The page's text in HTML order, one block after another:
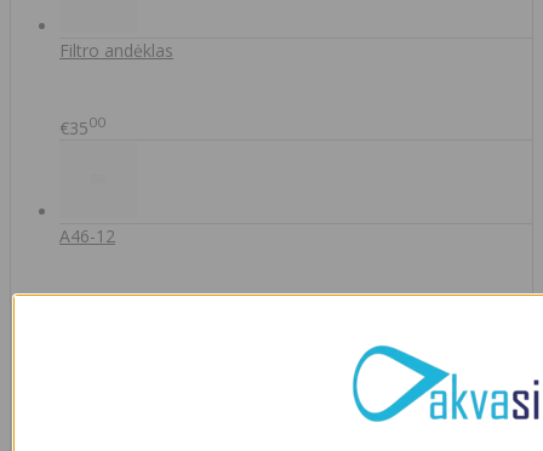
Filtro andėklas
€3500
A46-12
IŠMANAUS VANDENS NUOTĖKIO DETEKTORIAUS PRIEDAS